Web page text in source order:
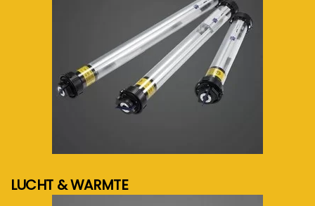
LUCHT & WARMTE